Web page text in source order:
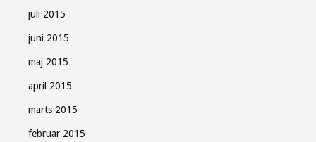
juli 2015
juni 2015
maj 2015
april 2015
marts 2015
februar 2015